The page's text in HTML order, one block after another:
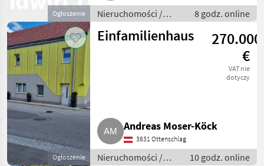
Ogłoszenie
Nieruchomości /
Działki
8 godz. online
Ogłoszenie
Einfamilienhaus
270.000
€
VAT nie
dotyczy
Andreas Moser-Köck
3631 Ottenschlag
Nieruchomości /
10 godz. online